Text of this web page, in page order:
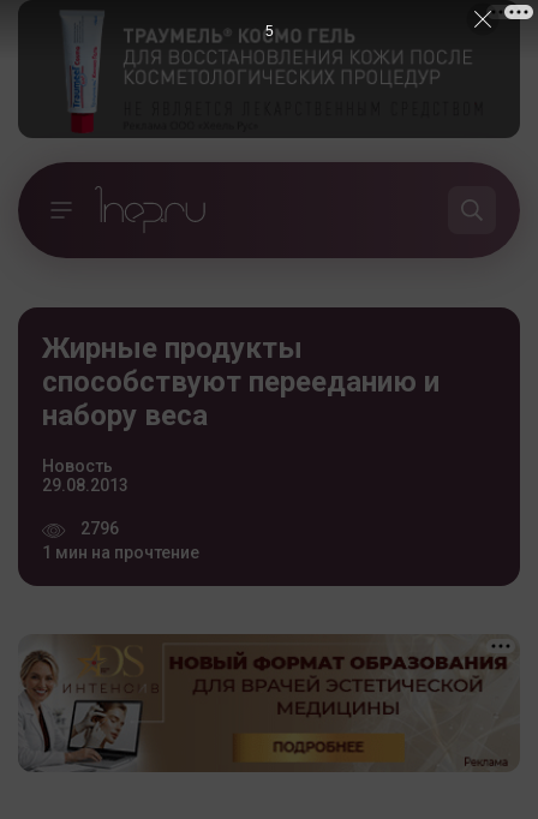
Жирные продукты
способствуют перееданию и
набору веса
Новость
29.08.2013
2796
1 мин на прочтение
5